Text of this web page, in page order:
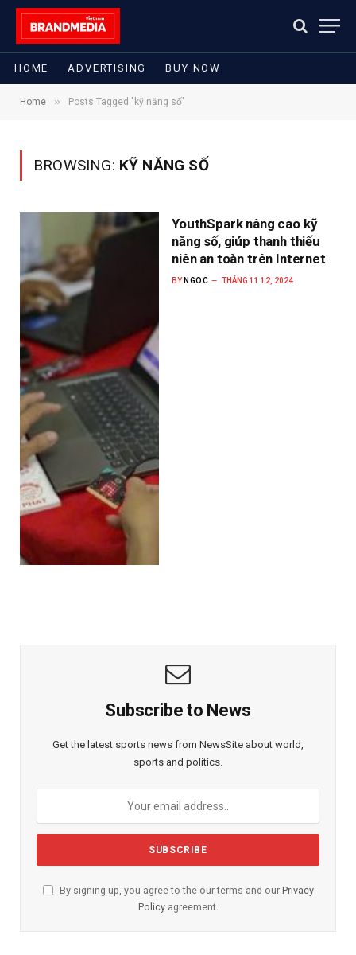
HOME ADVERTISING BUY NOW
Home » Posts Tagged "kỹ năng số"
BROWSING: KỸ NĂNG SỐ
YouthSpark nâng cao kỹ
năng số, giúp thanh thiếu
niên an toàn trên Internet
BY NGOC THÁNG 11 12, 2024
Subscribe to News
Get the latest sports news from NewsSite about world,
sports and politics.
By signing up, you agree to the our terms and our Privacy
Policyagreement.